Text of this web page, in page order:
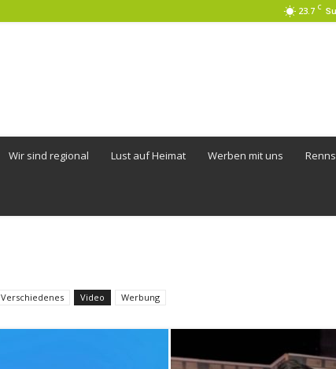
23.7 C
Wir sind regional Lust auf Heimat Werben mit uns
Verschiedenes Video Werbung